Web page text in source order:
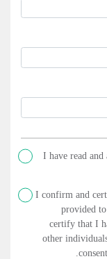
I have read and
I confirm and
provided
certify that I
other